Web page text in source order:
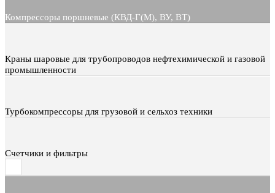
Компрессоры поршневые (КВД-Г(М), ВУ, ВТ)
Краны шаровые для трубопроводов нефтехимической и газовой
промышленности
Турбокомпрессоры для грузовой и сельхоз техники
Счетчики и фильтры